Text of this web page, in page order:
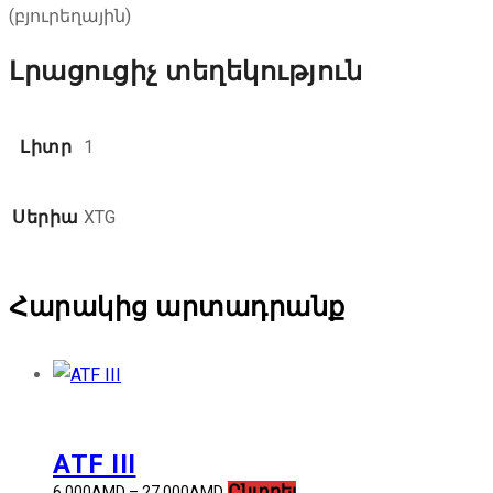
(բյուրեղային)
Լրացուցիչ տեղեկություն
Լիտր 1
Սերիա XTG
Հարակից արտադրանք
ATF III